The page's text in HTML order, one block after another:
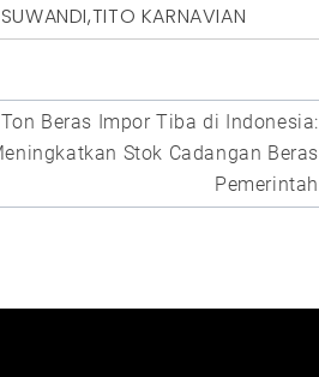
SUWANDI,TITO KARNAVIAN
Beras Impor Tiba di Indonesia:
Stok Cadangan Beras
Pemerintah